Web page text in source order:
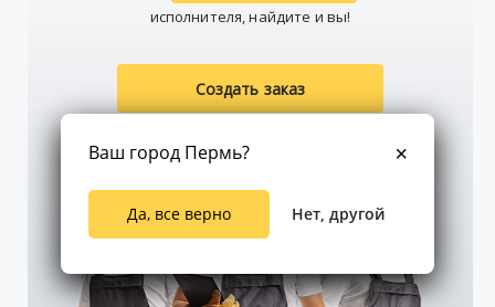
исполнителя, найдите и вы!
Создать заказ
Ваш город Пермь?
Да, все верно Нет, другой